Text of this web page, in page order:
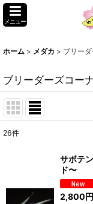
メニュー
ホーム > メダカ > ブリー
ブリーダーズコー
26件
サボテ
ド〜
2,800円